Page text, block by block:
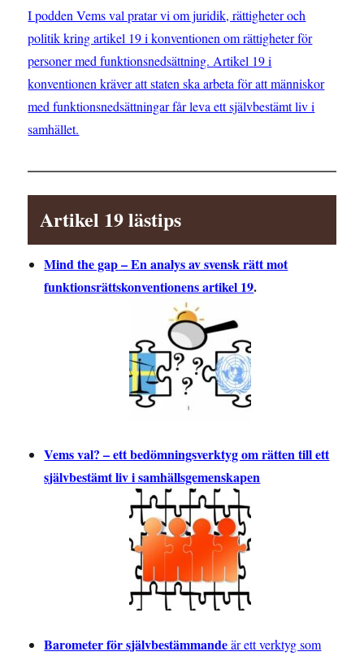
I podden Vems val pratar vi om juridik, rättigheter och
politik kring artikel 19 i konventionen om rättigheter för
personer med funktionsnedsättning. Artikel 19 i
konventionen kräver att staten ska arbeta för att människor
med funktionsnedsättningar får leva ett självbestämt liv i
samhället.
Artikel 19 lästips
Mind the gap – En analys av svensk rätt mot
funktionsrättskonventionens artikel 19.
Vems val? – ett bedömningsverktyg om rätten till ett
självbestämt liv i samhällsgemenskapen
Barometer för självbestämmandeär ett verktyg som